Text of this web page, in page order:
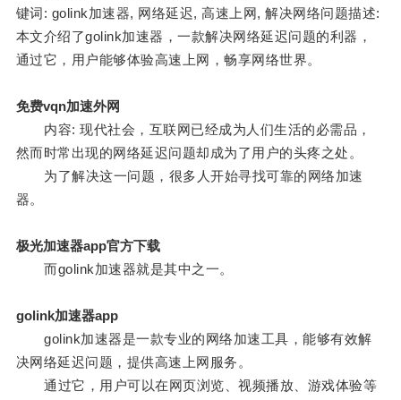
键词: golink加速器, 网络延迟, 高速上网, 解决网络问题描述:
本文介绍了golink加速器，一款解决网络延迟问题的利器，
通过它，用户能够体验高速上网，畅享网络世界。
免费vqn加速外网
内容: 现代社会，互联网已经成为人们生活的必需品，
然而时常出现的网络延迟问题却成为了用户的头疼之处。
为了解决这一问题，很多人开始寻找可靠的网络加速
器。
极光加速器app官方下载
而golink加速器就是其中之一。
golink加速器app
golink加速器是一款专业的网络加速工具，能够有效解
决网络延迟问题，提供高速上网服务。
通过它，用户可以在网页浏览、视频播放、游戏体验等